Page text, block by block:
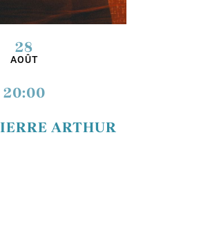
28
AOÛT
20:00
ARTHUR